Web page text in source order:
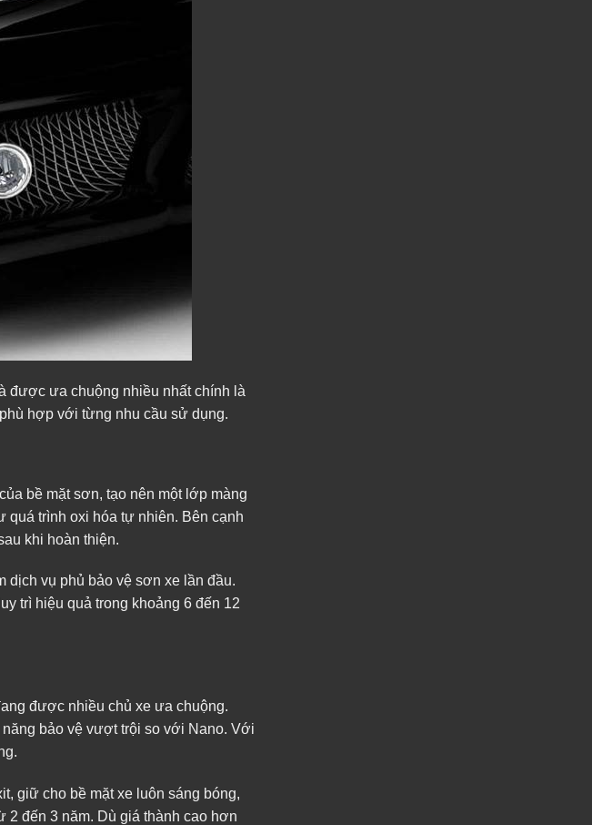
được ưa chuộng nhiều nhất chính là
hợp với từng nhu cầu sử dụng.
bề mặt sơn, tạo nên một lớp màng
trình oxi hóa tự nhiên. Bên cạnh
khi hoàn thiện.
dịch vụ phủ bảo vệ sơn xe lần đầu.
trì hiệu quả trong khoảng 6 đến 12
được nhiều chủ xe ưa chuộng.
bảo vệ vượt trội so với Nano. Với
giữ cho bề mặt xe luôn sáng bóng,
2 đến 3 năm. Dù giá thành cao hơn